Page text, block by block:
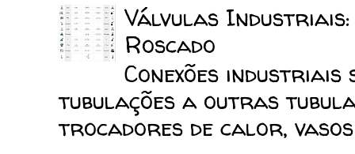
Válvulas Industriais:
Roscado
Conexões
tubulações a outras
trocadores de calor, vasos